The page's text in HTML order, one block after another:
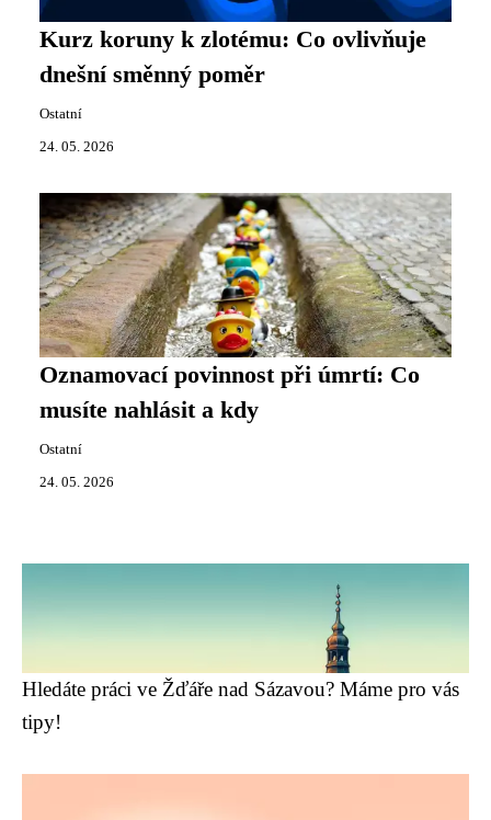
Kurz koruny k zlotému: Co ovlivňuje
dnešní směnný poměr
Ostatní
24. 05. 2026
Oznamovací povinnost při úmrtí: Co
musíte nahlásit a kdy
Ostatní
24. 05. 2026
Hledáte práci ve Žďáře nad Sázavou? Máme pro vás
tipy!